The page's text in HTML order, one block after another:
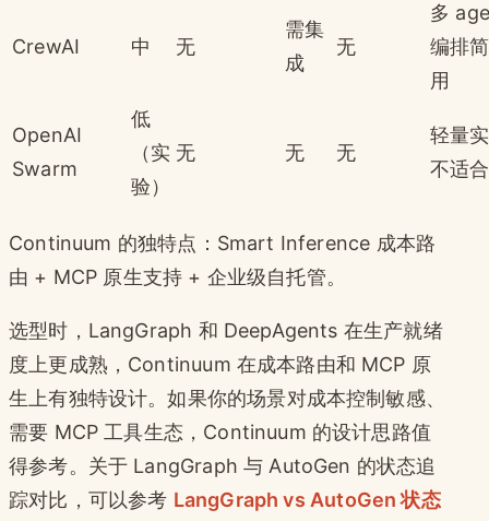
CrewAI 中 无
需集
成
无
多
编排
用
OpenAI
Swarm
低
（实
验）
无 无 无
轻量
不适
Continuum 的独特点：Smart Inference 成本路
由 + MCP 原生支持 + 企业级自托管。
选型时，LangGraph 和 DeepAgents 在生产就绪
度上更成熟，Continuum 在成本路由和 MCP 原
生上有独特设计。如果你的场景对成本控制敏感、
需要 MCP 工具生态，Continuum 的设计思路值
得参考。关于 LangGraph 与 AutoGen 的状态追
踪对比，可以参考 LangGraph vs AutoGen 状态